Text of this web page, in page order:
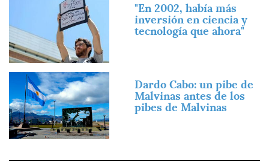
"En 2002, había más
inversión en ciencia y
tecnología que ahora"
Imagen
Dardo Cabo: un pibe de
Malvinas antes de los
pibes de Malvinas